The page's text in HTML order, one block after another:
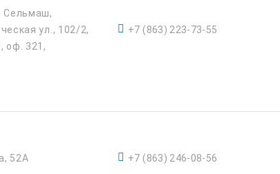
Сельмаш,
ул., 102/2,
оф. 321,
+7 (863) 223-73-55
52А +7 (863) 246-08-56